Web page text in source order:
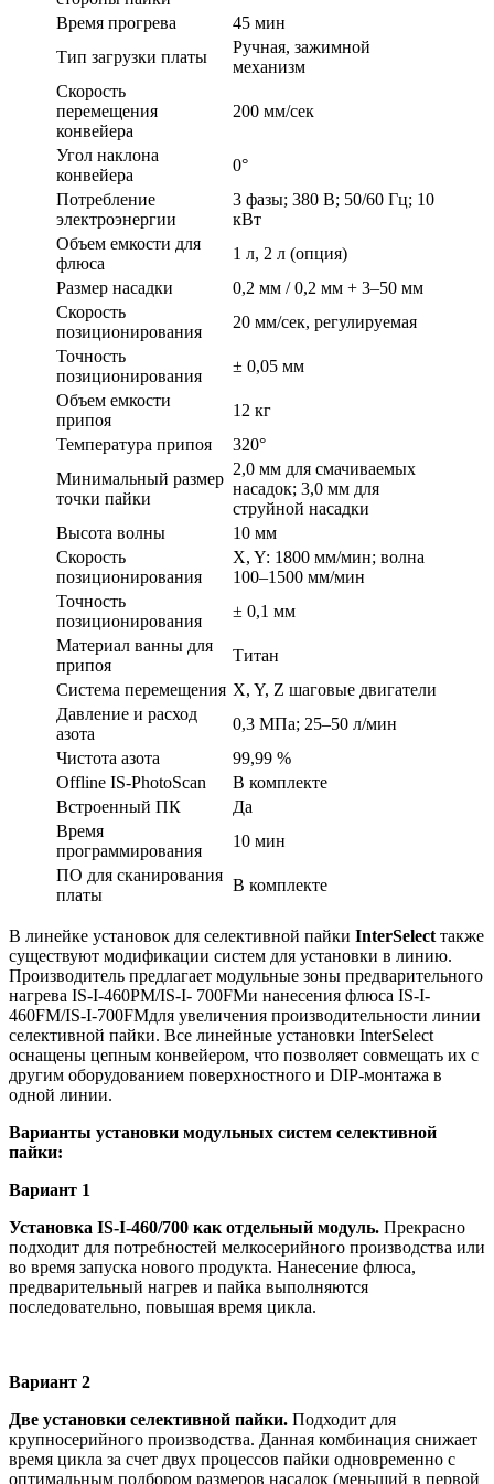
Время прогрева
45 мин
Тип загрузки платы
Ручная, зажимной
механизм
Скорость
перемещения
конвейера
200 мм/сек
Угол наклона
конвейера
0°
Потребление
электроэнергии
3 фазы; 380 В; 50/60 Гц; 10
кВт
Объем емкости для
флюса
1 л, 2 л (опция)
Размер насадки
0,2 мм / 0,2 мм + 3–50 мм
Скорость
позиционирования
20 мм/сек, регулируемая
Точность
позиционирования
± 0,05 мм
Объем емкости
припоя
12 кг
Температура припоя
320°
Минимальный размер
точки пайки
2,0 мм для смачиваемых
насадок; 3,0 мм для
струйной насадки
Высота волны
10 мм
Скорость
позиционирования
X, Y: 1800 мм/мин; волна
100–1500 мм/мин
Точность
позиционирования
± 0,1 мм
Материал ванны для
припоя
Титан
Система перемещения X, Y, Z шаговые двигатели
Давление и расход
азота
0,3 МПа; 25–50 л/мин
Чистота азота
99,99 %
Offline IS-PhotoScan
В комплекте
Встроенный ПК
Да
Время
программирования
10 мин
ПО для сканирования
платы
В комплекте
В линейке установок для селективной пайки InterSelect также
существуют модификации систем для установки в линию.
Производитель предлагает модульные зоны предварительного
нагрева IS-I-460PM/IS-I- 700FMи нанесения флюса IS-I-
460FM/IS-I-700FMдля увеличения производительности линии
селективной пайки. Все линейные установки InterSelect
оснащены цепным конвейером, что позволяет совмещать их с
другим оборудованием поверхностного и DIP-монтажа в
одной линии.
Варианты установки модульных систем селективной
пайки:
Вариант 1
Установка IS-I-460/700 как отдельный модуль. Прекрасно
подходит для потребностей мелкосерийного производства или
во время запуска нового продукта. Нанесение флюса,
предварительный нагрев и пайка выполняются
последовательно, повышая время цикла.
Вариант 2
Две установки селективной пайки. Подходит для
крупносерийного производства. Данная комбинация снижает
время цикла за счет двух процессов пайки одновременно с
оптимальным подбором размеров насадок (меньший в первой